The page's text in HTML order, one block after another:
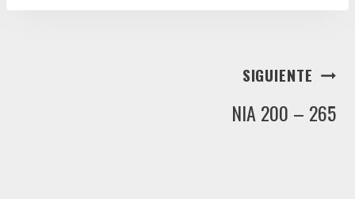
SIGUIENTE
NIA 200 – 265